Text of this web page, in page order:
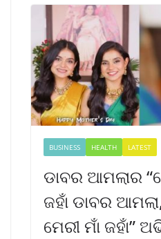
BUSINESS HEALTH LATEST
ଡାବର ଆମଲାର
ଜହାଁ ଡାବର
ମେରୀ ମାଁ ଜହାଁ”